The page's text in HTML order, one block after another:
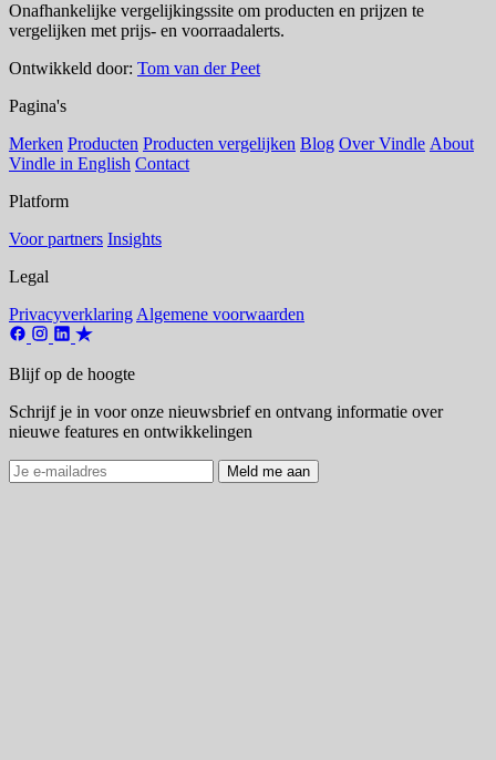
Onafhankelijke vergelijkingssite om producten en prijzen te
vergelijken met prijs- en voorraadalerts.
Ontwikkeld door: Tom van der Peet
Pagina's
Merken Producten Producten vergelijken Blog Over Vindle About
Vindle in English Contact
Platform
Voor partners Insights
Legal
Privacyverklaring Algemene voorwaarden
Blijf op de hoogte
Schrijf je in voor onze nieuwsbrief en ontvang informatie over
nieuwe features en ontwikkelingen
Meld me aan